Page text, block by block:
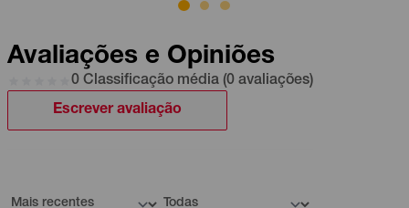
Avaliações e Opiniões
0 Classificação média (0 avaliações)
Escrever avaliação